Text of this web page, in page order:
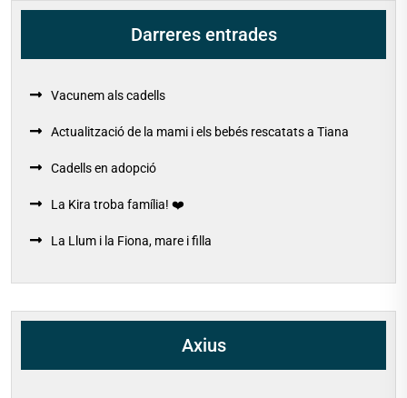
Darreres entrades
Vacunem als cadells
Actualització de la mami i els bebés rescatats a Tiana
Cadells en adopció
La Kira troba família! ❤️
La Llum i la Fiona, mare i filla
Axius